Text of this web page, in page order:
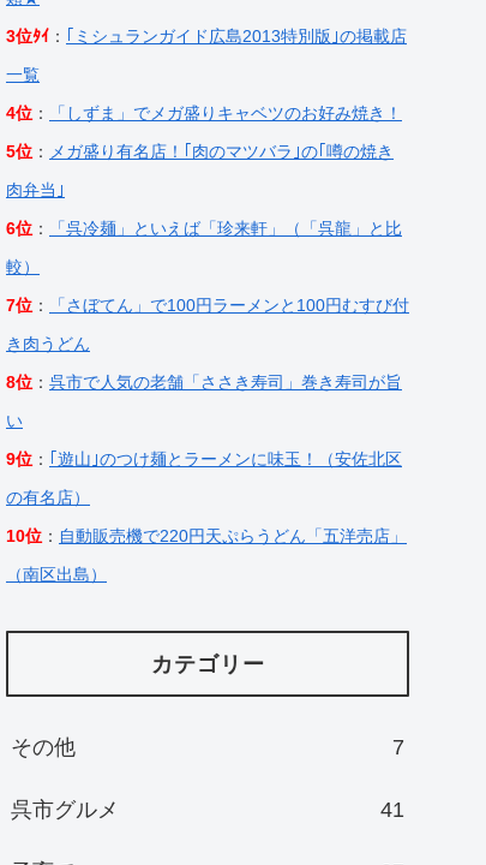
3位ﾀｲ ：
｢ミシュランガイド広島2013特別版｣の掲載店
一覧
4位 ：
「しずま」でメガ盛りキャベツのお好み焼き！
5位 ：
メガ盛り有名店！｢肉のマツバラ｣の｢噂の焼き
肉弁当｣
6位 ：
「呉冷麺」といえば「珍来軒」（「呉龍」と比
較）
7位 ：
「さぼてん」で100円ラーメンと100円むすび付
き肉うどん
8位 ： 呉市で人気の老舗「ささき寿司」巻き寿司が旨
い
9位 ：
｢遊山｣のつけ麺とラーメンに味玉！（安佐北区
の有名店）
10位 ： 自動販売機で220円天ぷらうどん「五洋売店」
（南区出島）
カテゴリー
その他 7
呉市グルメ 41